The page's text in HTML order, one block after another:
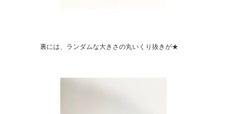
裏には、ランダムな大きさの丸いくり抜きが★